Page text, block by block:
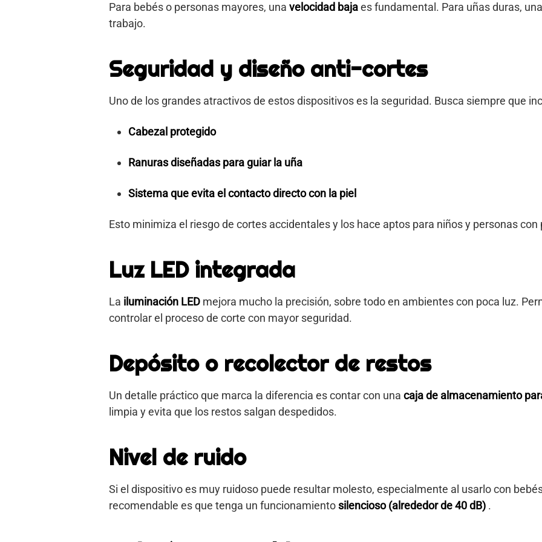
Para bebés o personas mayores, una velocidad bajaes fundamental. Para uñas duras,
trabajo.
Seguridad y diseño anti-cortes
Uno de los grandes atractivos de estos dispositivos es la seguridad. Busca siempre que
Cabezal protegido
Ranuras diseñadas para guiar la uña
Sistema que evita el contacto directo con la piel
Esto minimiza el riesgo de cortes accidentales y los hace aptos para niños y personas
Luz LED integrada
La iluminación LED mejora mucho la precisión, sobre todo en ambientes con poca luz.
controlar el proceso de corte con mayor seguridad.
Depósito o recolector de restos
Un detalle práctico que marca la diferencia es contar con una caja de almacenamiento
limpia y evita que los restos salgan despedidos.
Nivel de ruido
Si el dispositivo es muy ruidoso puede resultar molesto, especialmente al usarlo con
recomendable es que tenga un funcionamientosilencioso (alrededor de 40 dB) .